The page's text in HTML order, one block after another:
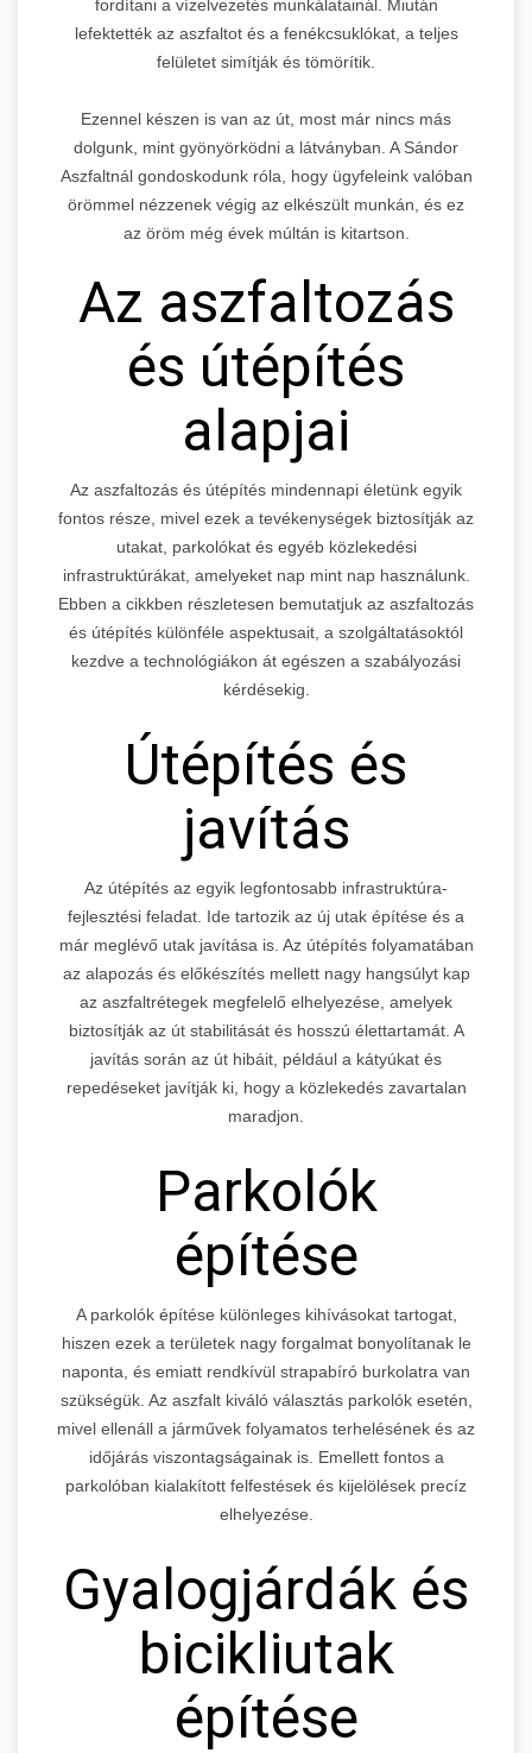
fordítani a vízelvezetés munkálatainál. Miután
lefektették az aszfaltot és a fenékcsuklókat, a teljes
felületet simítják és tömörítik.
Ezennel készen is van az út, most már nincs más
dolgunk, mint gyönyörködni a látványban. A Sándor
Aszfaltnál gondoskodunk róla, hogy ügyfeleink valóban
örömmel nézzenek végig az elkészült munkán, és ez
az öröm még évek múltán is kitartson.
Az aszfaltozás
és útépítés
alapjai
Az aszfaltozás és útépítés mindennapi életünk egyik
fontos része, mivel ezek a tevékenységek biztosítják az
utakat, parkolókat és egyéb közlekedési
infrastruktúrákat, amelyeket nap mint nap használunk.
Ebben a cikkben részletesen bemutatjuk az aszfaltozás
és útépítés különféle aspektusait, a szolgáltatásoktól
kezdve a technológiákon át egészen a szabályozási
kérdésekig.
Útépítés és
javítás
Az útépítés az egyik legfontosabb infrastruktúra-
fejlesztési feladat. Ide tartozik az új utak építése és a
már meglévő utak javítása is. Az útépítés folyamatában
az alapozás és előkészítés mellett nagy hangsúlyt kap
az aszfaltrétegek megfelelő elhelyezése, amelyek
biztosítják az út stabilitását és hosszú élettartamát. A
javítás során az út hibáit, például a kátyúkat és
repedéseket javítják ki, hogy a közlekedés zavartalan
maradjon.
Parkolók
építése
A parkolók építése különleges kihívásokat tartogat,
hiszen ezek a területek nagy forgalmat bonyolítanak le
naponta, és emiatt rendkívül strapabíró burkolatra van
szükségük. Az aszfalt kiváló választás parkolók esetén,
mivel ellenáll a járművek folyamatos terhelésének és az
időjárás viszontagságainak is. Emellett fontos a
parkolóban kialakított felfestések és kijelölések precíz
elhelyezése.
Gyalogjárdák és
bicikliutak
építése